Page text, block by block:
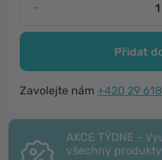
-
Přidat
Zavolejte nám +420 29
AKCE TÝDNE -
všechny